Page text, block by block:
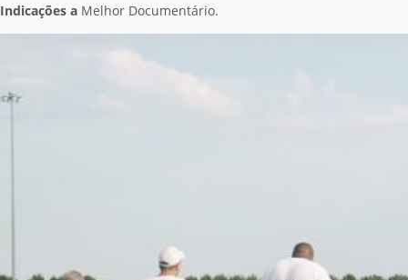
Indicações a Melhor Documentário.